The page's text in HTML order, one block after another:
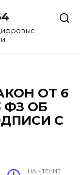
ОТ 6
ФЗ ОБ
С
НА ЧТЕНИЕ